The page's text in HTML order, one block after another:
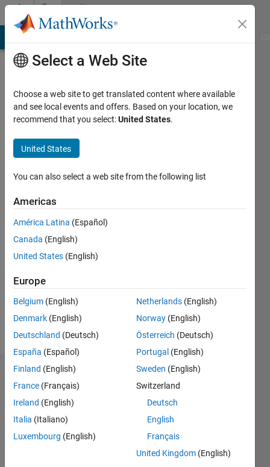
Skip to contentCommunity
Profile
Last
years
Active
2023
Followers:
Following:
Follow
Dashboard
Statistics
M…
Select a Web Site
Choose a web site to get translated content where available
and see local events and offers. Based on your location, we
recommend that you select:United States.
United States
You can also select a web site from the following list
Americas
América Latina (Español)
Canada (English)
United States (English)
Europe
Belgium (English)
Denmark (English)
Deutschland (Deutsch)
España (Español)
Finland (English)
France (Français)
Ireland (English)
Italia (Italiano)
Luxembourg (English)
Netherlands (English)
Norway (English)
Österreich (Deutsch)
Portugal (English)
Sweden (English)
Switzerland
Deutsch
English
Français
United Kingdom (English)